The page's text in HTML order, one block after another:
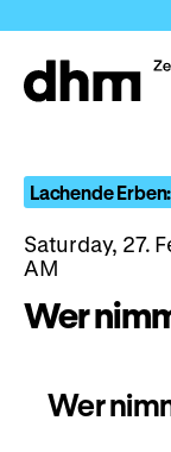
directly
the
Lachende
Saturday, 27.
AM
Wer
Wer